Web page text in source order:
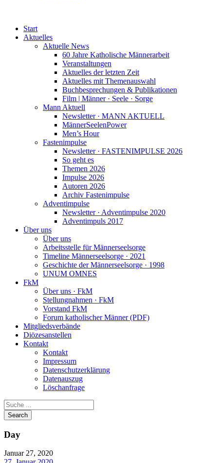
Start
Aktuelles
Aktuelle News
60 Jahre Katholische Männerarbeit
Veranstaltungen
Aktuelles der letzten Zeit
Aktuelles mit Themenauswahl
Buchbesprechungen & Publikationen
Film | Männer · Seele · Sorge
Mann Aktuell
Newsletter · MANN AKTUELL
MännerSeelenPower
Men’s Hour
Fastenimpulse
Newsletter · FASTENIMPULSE 2026
So geht es
Themen 2026
Impulse 2026
Autoren 2026
Archiv Fastenimpulse
Adventimpulse
Newsletter · Adventimpulse 2020
Adventimpuls 2017
Über uns
Über uns
Arbeitsstelle für Männerseelsorge
Timeline Männerseelsorge · 2021
Geschichte der Männerseelsorge · 1998
UNUM OMNES
FkM
Über uns · FkM
Stellungnahmen · FkM
Vorstand FkM
Forum katholischer Männer (PDF)
Mitgliedsverbände
Diözesanstellen
Kontakt
Kontakt
Impressum
Datenschutzerklärung
Datenauszug
Löschanfrage
Day
Januar 27, 2020